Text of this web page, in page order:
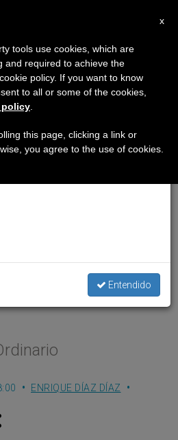
Díaz Díaz:
ENRIQUE DÍAZ DÍAZ
×
agosto haremos la pausa
en el periodo de verano
y también el
Entendido
x
tools use cookies, which are
and required to achieve the
policy. If you want to know
to all or some of the cookies,
this page, clicking a link or
you agree to the use of cookies.